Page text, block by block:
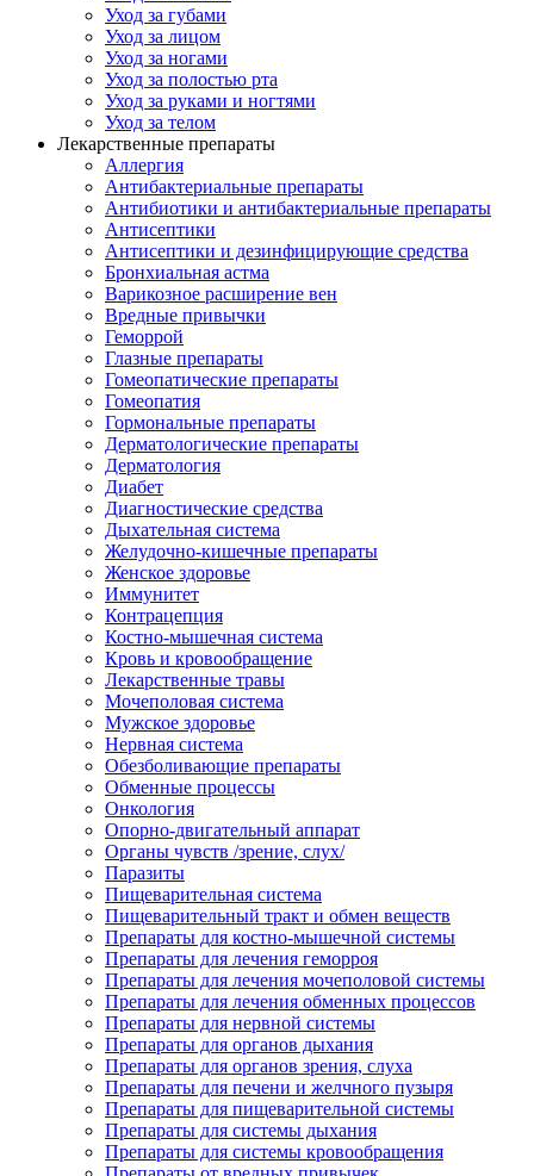
Уход за губами
Уход за лицом
Уход за ногами
Уход за полостью рта
Уход за руками и ногтями
Уход за телом
Лекарственные препараты
Аллергия
Антибактериальные препараты
Антибиотики и антибактериальные препараты
Антисептики
Антисептики и дезинфицирующие средства
Бронхиальная астма
Варикозное расширение вен
Вредные привычки
Геморрой
Глазные препараты
Гомеопатические препараты
Гомеопатия
Гормональные препараты
Дерматологические препараты
Дерматология
Диабет
Диагностические средства
Дыхательная система
Желудочно-кишечные препараты
Женское здоровье
Иммунитет
Контрацепция
Костно-мышечная система
Кровь и кровообращение
Лекарственные травы
Мочеполовая система
Мужское здоровье
Нервная система
Обезболивающие препараты
Обменные процессы
Онкология
Опорно-двигательный аппарат
Органы чувств /зрение, слух/
Паразиты
Пищеварительная система
Пищеварительный тракт и обмен веществ
Препараты для костно-мышечной системы
Препараты для лечения геморроя
Препараты для лечения мочеполовой системы
Препараты для лечения обменных процессов
Препараты для нервной системы
Препараты для органов дыхания
Препараты для органов зрения, слуха
Препараты для печени и желчного пузыря
Препараты для пищеварительной системы
Препараты для системы дыхания
Препараты для системы кровообращения